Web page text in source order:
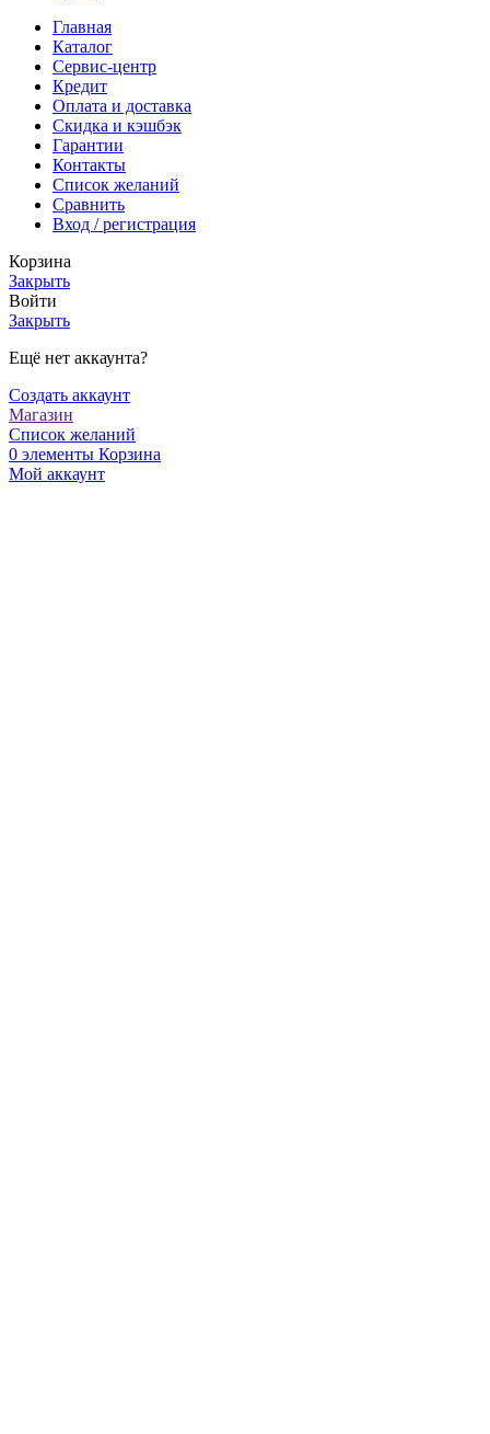
Главная
Каталог
Сервис-центр
Кредит
Оплата и доставка
Скидка и кэшбэк
Гарантии
Контакты
Список желаний
Сравнить
Вход / регистрация
Корзина
Закрыть
Войти
Закрыть
Ещё нет аккаунта?
Создать аккаунт
Магазин
Список желаний
0 элементы Корзина
Мой аккаунт